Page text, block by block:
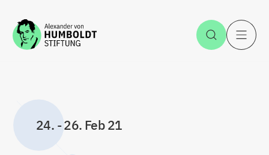
Zum Inhalt springen Suche
24. -26. Feb 21